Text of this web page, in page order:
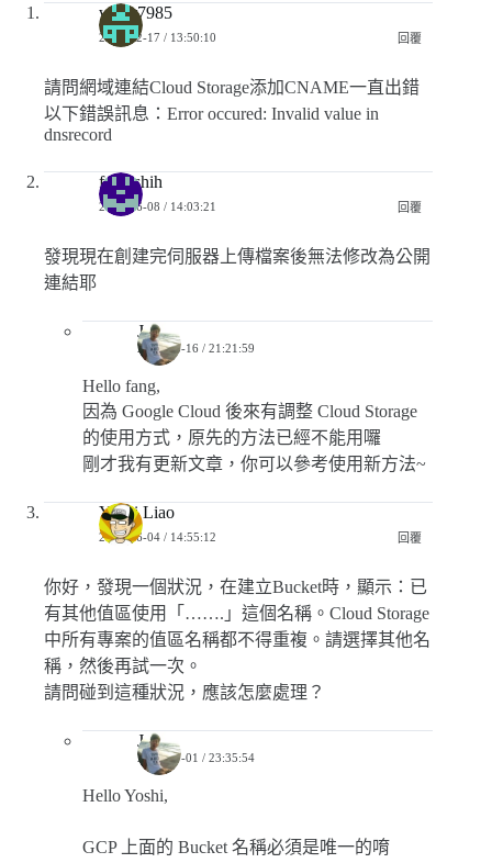
water7985
2022-12-17 / 13:50:10 回覆
請問網域連結Cloud Storage添加CNAME一直出錯
以下錯誤訊息：Error occured: Invalid value in
dnsrecord
fang shih
2020-06-08 / 14:03:21 回覆
發現現在創建完伺服器上傳檔案後無法修改為公開
連結耶
Jerry
2020-06-16 / 21:21:59
Hello fang,
因為 Google Cloud 後來有調整 Cloud Storage
的使用方式，原先的方法已經不能用囉
剛才我有更新文章，你可以參考使用新方法~
Yoshi Liao
2019-06-04 / 14:55:12 回覆
你好，發現一個狀況，在建立Bucket時，顯示：已
有其他值區使用「…….」這個名稱。Cloud Storage
中所有專案的值區名稱都不得重複。請選擇其他名
稱，然後再試一次。
請問碰到這種狀況，應該怎麼處理？
Jerry
2019-07-01 / 23:35:54
Hello Yoshi,
GCP 上面的 Bucket 名稱必須是唯一的唷